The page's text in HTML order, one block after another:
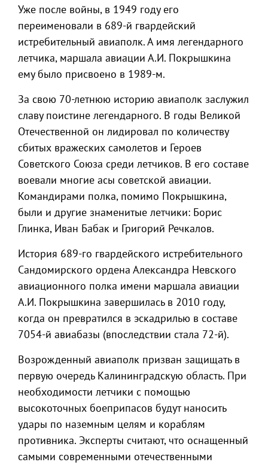
Уже после войны, в 1949 году его
переименовали в 689-й гвардейский
истребительный авиаполк. А имя легендарного
летчика, маршала авиации А.И. Покрышкина
ему было присвоено в 1989-м.
За свою 70-летнюю историю авиаполк заслужил
славу поистине легендарного. В годы Великой
Отечественной он лидировал по количеству
сбитых вражеских самолетов и Героев
Советского Союза среди летчиков. В его составе
воевали многие асы советской авиации.
Командирами полка, помимо Покрышкина,
были и другие знаменитые летчики: Борис
Глинка, Иван Бабак и Григорий Речкалов.
История 689-го гвардейского истребительного
Сандомирского ордена Александра Невского
авиационного полка имени маршала авиации
А.И. Покрышкина завершилась в 2010 году,
когда он превратился в эскадрилью в составе
7054-й авиабазы (впоследствии стала 72-й).
Возрожденный авиаполк призван защищать в
первую очередь Калининградскую область. При
необходимости летчики с помощью
высокоточных боеприпасов будут наносить
удары по наземным целям и кораблям
противника. Эксперты считают, что оснащенный
самыми современными отечественными